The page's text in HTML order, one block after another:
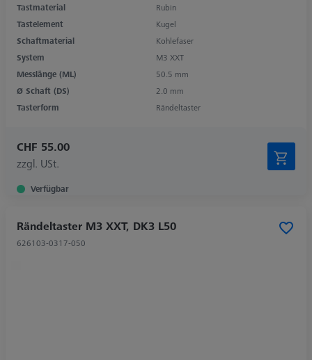
Tastmaterial
Rubin
Tastelement
Kugel
Schaftmaterial
Kohlefaser
System
M3 XXT
Messlänge (ML)
50.5 mm
Ø Schaft (DS)
2.0 mm
Tasterform
Rändeltaster
CHF 55.00
zzgl. USt.
Verfügbar
Rändeltaster M3 XXT, DK3 L50
626103-0317-050